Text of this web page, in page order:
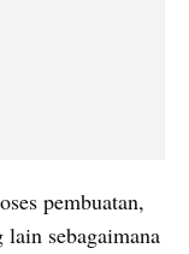
pembuatan,
sebagaimana